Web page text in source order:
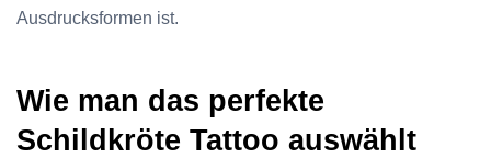
Ausdrucksformen ist.
Wie man das perfekte
Schildkröte Tattoo auswählt